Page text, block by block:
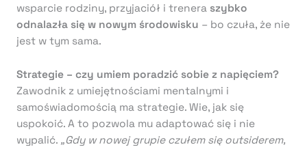
wsparcie rodziny, przyjaciół i trenera szybko
odnalazła się w nowym środowisku – bo czuła, że nie
jest w tym sama.
Strategie – czy umiem poradzić sobie z napięciem?
Zawodnik z umiejętnościami mentalnymi i
samoświadomością ma strategie. Wie, jak się
uspokoić. A to pozwola mu adaptować się i nie
wypalić. „Gdy w nowej grupie czułem się outsiderem,